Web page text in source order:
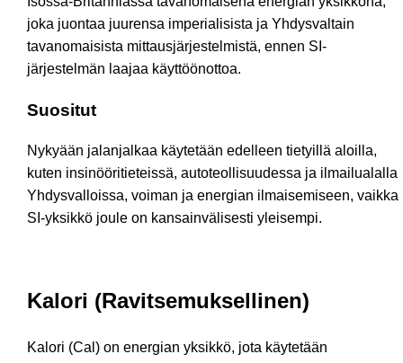
joka juontaa juurensa imperialisista ja Yhdysvaltain
tavanomaisista mittausjärjestelmistä, ennen SI-
järjestelmän laajaa käyttöönottoa.
Suositut
Nykyään jalanjalkaa käytetään edelleen tietyillä aloilla,
kuten insinööritieteissä, autoteollisuudessa ja ilmailualalla
Yhdysvalloissa, voiman ja energian ilmaisemiseen, vaikka
SI-yksikkö joule on kansainvälisesti yleisempi.
Kalori (Ravitsemuksellinen)
Kalori (Cal) on energian yksikkö, jota käytetään